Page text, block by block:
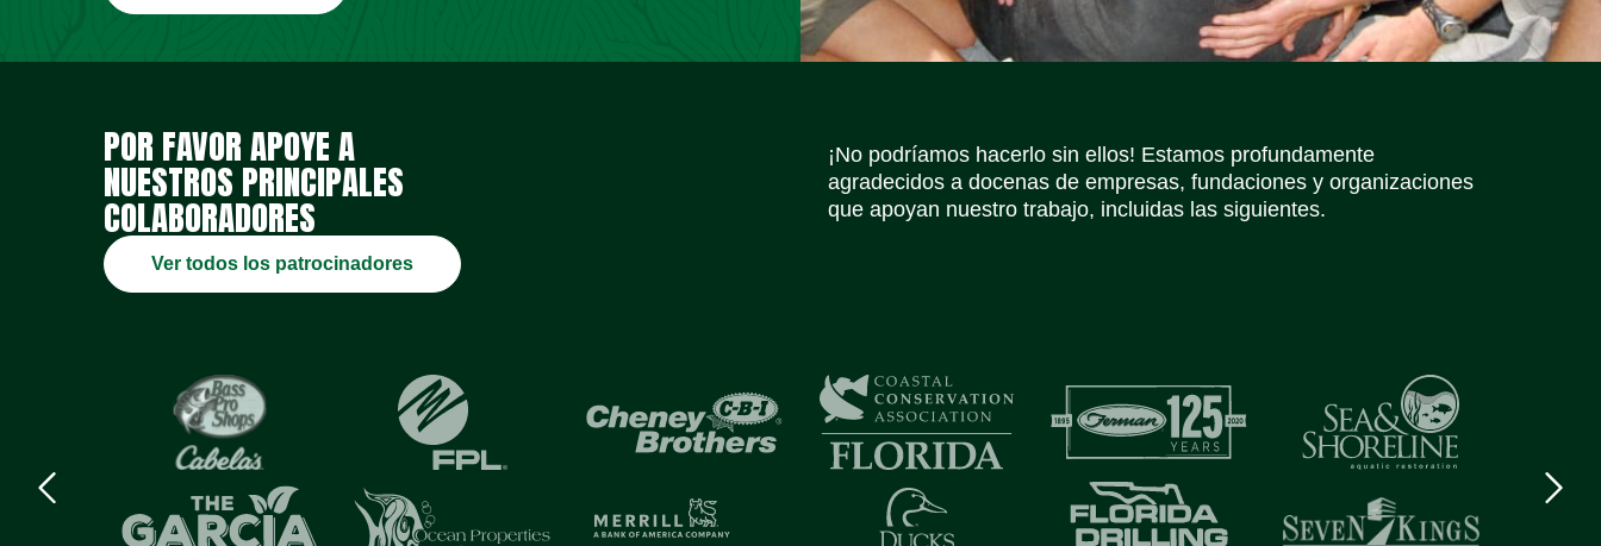
POR FAVOR APOYE A
NUESTROS PRINCIPALES
COLABORADORES
¡No podríamos hacerlo sin ellos! Estamos profundamente
agradecidos a docenas de empresas, fundaciones y organizaciones
que apoyan nuestro trabajo, incluidas las siguientes.
Ver todos los patrocinadores
Previous
logo
Iconos de redes socialesIconos de redes socialesIconos de redes socialesIconos de redes socialesIconos de redes socialesIconos de redes sociales